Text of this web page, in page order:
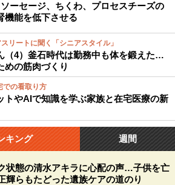
ーセージ、ちくわ、プロセスチーズの
機能を低下させる
リートに聞く「シニアスタイル」
（4）釜石時代は勤務中も体を鍛えた…
めの筋肉づくり
での看取り方
トやAIで知識を学ぶ家族と在宅医療の新
キング 週間
状態の清水アキラに心配の声…子供を亡
輝らもたどった遺族ケアの道のり